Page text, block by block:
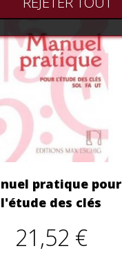
pratique pour
l'étude des clés
21,52 €